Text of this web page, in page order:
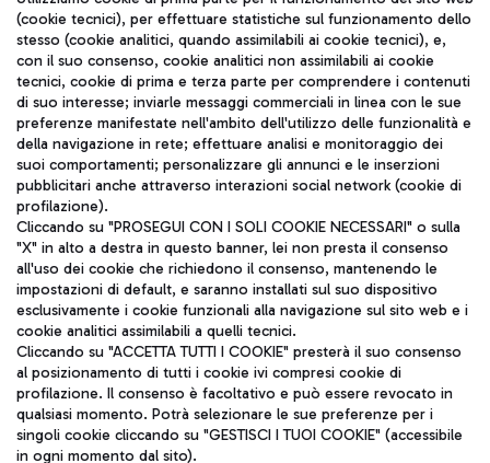
TRAVEL JOURNAL
ITA
Aeroporti di Roma S.p.A. - Società soggetta a direzione e
coordinamento di Mundys S.p.A.
Codice fiscale e Registro delle Imprese di Roma 13032990155 P.
IVA 06572251004
Capitale sociale 62.224.743,00 int. vers.
Sede legale: Via Pier Paolo Racchetti 1 - 00054 Fiumicino (RM)
(cookie tecnici), per effettuare statistiche sul funzionamento dello
stesso (cookie analitici, quando assimilabili ai cookie tecnici), e,
con il suo consenso, cookie analitici non assimilabili ai cookie
tecnici, cookie di prima e terza parte per comprendere i contenuti
di suo interesse; inviarle messaggi commerciali in linea con le sue
preferenze manifestate nell'ambito dell'utilizzo delle funzionalità e
della navigazione in rete; effettuare analisi e monitoraggio dei
suoi comportamenti; personalizzare gli annunci e le inserzioni
pubblicitari anche attraverso interazioni social network (cookie di
profilazione).
Cliccando su "PROSEGUI CON I SOLI COOKIE NECESSARI" o sulla
"X" in alto a destra in questo banner, lei non presta il consenso
all'uso dei cookie che richiedono il consenso, mantenendo le
impostazioni di default, e saranno installati sul suo dispositivo
esclusivamente i cookie funzionali alla navigazione sul sito web e i
cookie analitici assimilabili a quelli tecnici.
Cliccando su "ACCETTA TUTTI I COOKIE" presterà il suo consenso
al posizionamento di tutti i cookie ivi compresi cookie di
profilazione. Il consenso è facoltativo e può essere revocato in
qualsiasi momento. Potrà selezionare le sue preferenze per i
singoli cookie cliccando su "GESTISCI I TUOI COOKIE" (accessibile
in ogni momento dal sito).